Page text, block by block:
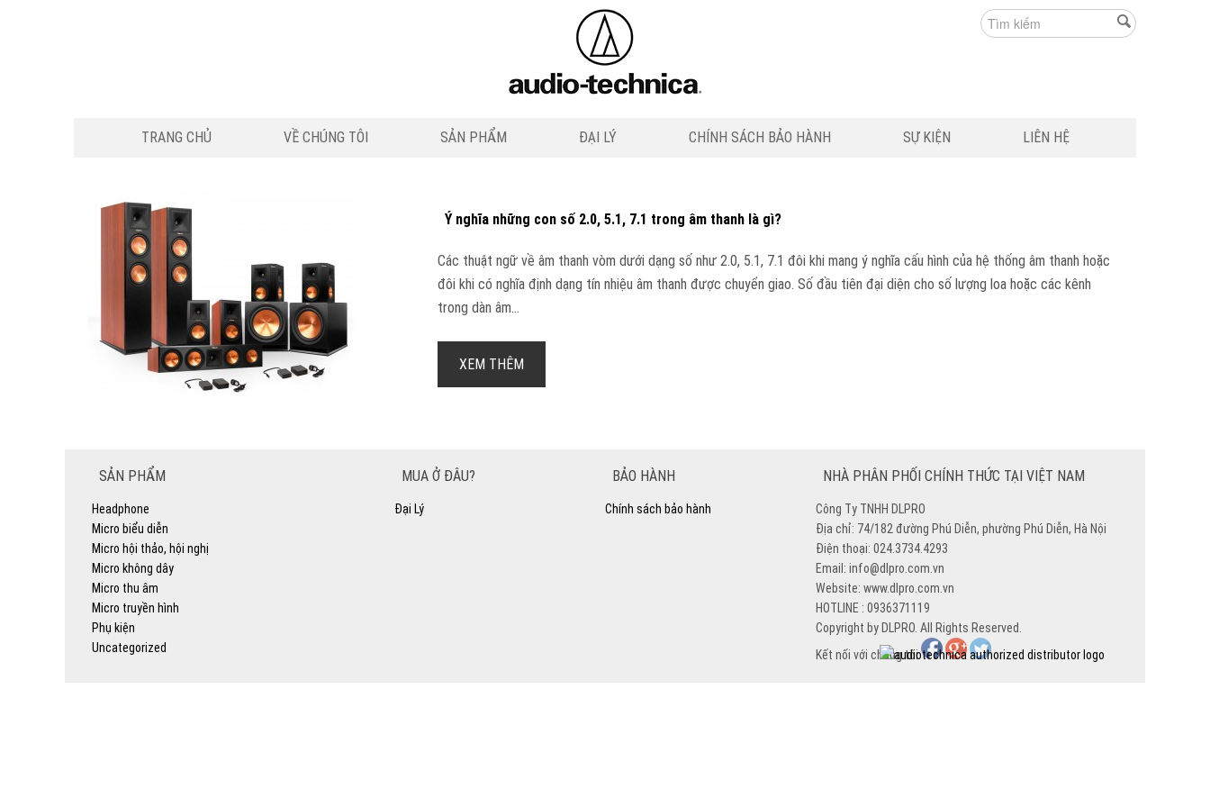
TRANG CHỦ VỀ CHÚNG TÔI SẢN PHẨM ĐẠI LÝ CHÍNH SÁCH BẢO HÀNH SỰ KIỆN LIÊN HỆ
Ý nghĩa những con số 2.0, 5.1, 7.1 trong âm thanh là gì?
Các thuật ngữ về âm thanh vòm dưới dạng số như 2.0, 5.1, 7.1 đôi khi mang ý nghĩa cấu hình của hệ thống âm thanh hoặc
đôi khi có nghĩa định dạng tín nhiệu âm thanh được chuyển giao. Số đầu tiên đại diện cho số lượng loa hoặc các kênh
trong dàn âm...
XEM THÊM
SẢN PHẨM
Headphone
Micro biểu diễn
Micro hội thảo, hội nghị
Micro không dây
Micro thu âm
Micro truyền hình
Phụ kiện
Uncategorized
MUA Ở ĐÂU?
Đại Lý
BẢO HÀNH
Chính sách bảo hành
NHÀ PHÂN PHỐI CHÍNH THỨC TẠI VIỆT NAM
Công Ty TNHH DLPRO
Địa chỉ: 74/182 đường Phú Diễn, phường Phú Diễn, Hà Nội
Điện thoại: 024.3734.4293
Email: info@dlpro.com.vn
Website: www.dlpro.com.vn
HOTLINE : 0936371119
Copyright by DLPRO. All Rights Reserved.
Kết nối với chúng tôi